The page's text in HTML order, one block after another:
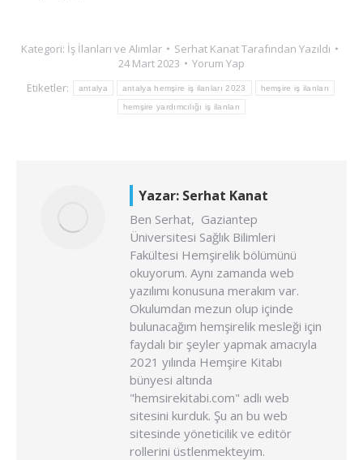
Kategori: İş İlanları ve Alımlar Serhat KanatTarafından Yazıldı
24 Mart 2023
Yorum Yap
Etiketler:
antalya antalya hemşire iş ilanları 2023 hemşire iş ilanları
hemşire yardımcılığı iş ilanları
Yazar: Serhat Kanat
Ben Serhat, Gaziantep
Üniversitesi Sağlık Bilimleri
Fakültesi Hemşirelik bölümünü
okuyorum. Aynı zamanda web
yazılımı konusuna merakım var.
Okulumdan mezun olup içinde
bulunacağım hemşirelik mesleği için
faydalı bir şeyler yapmak amacıyla
2021 yılında Hemşire Kitabı
bünyesi altında
"hemsirekitabi.com" adlı web
sitesini kurduk. Şu an bu web
sitesinde yöneticilik ve editör
rollerini üstlenmekteyim.